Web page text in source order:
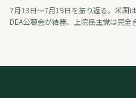
7月13日〜7月19日を振り返る。米国
DEA公聴会が結審、上院民主党は完
の医療大麻市場が動き出した。